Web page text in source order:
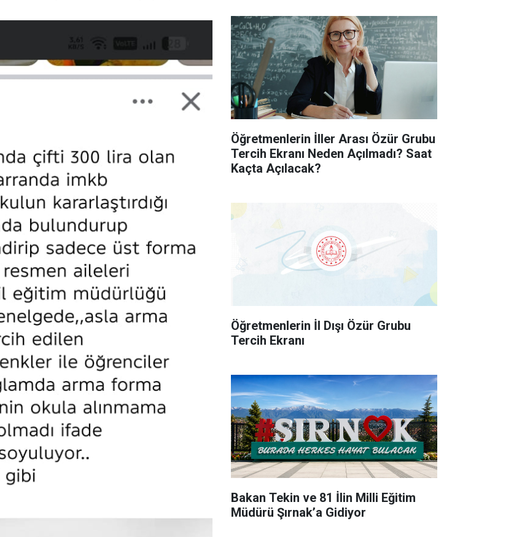
Öğretmenlerin İller Arası Özür Grubu
Tercih Ekranı Neden Açılmadı? Saat
Kaçta Açılacak?
Öğretmenlerin İl Dışı Özür Grubu
Tercih Ekranı
Bakan Tekin ve 81 İlin Milli Eğitim
Müdürü Şırnak’a Gidiyor